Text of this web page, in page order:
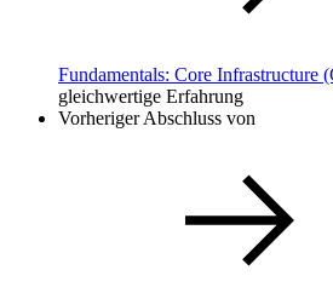
Fundamentals: Core Infrastructure
gleichwertige Erfahrung
Vorheriger Abschluss von